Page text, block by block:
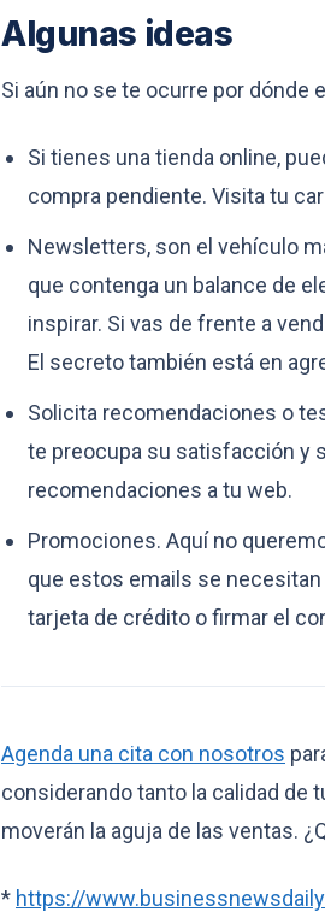
Algunas ideas
Si aún no se te ocurre por dónde
Si tienes una tienda online,
compra pendiente. Visita tu
Newsletters, son el vehículo
que contenga un balance de
inspirar. Si vas de frente a
El secreto también está en
Solicita recomendaciones o
te preocupa su satisfacción y
recomendaciones a tu web.
Promociones. Aquí no
que estos emails se necesitan
tarjeta de crédito o firmar el
Agenda una cita con nosotros
considerando tanto la calidad de
moverán la aguja de las ventas.
* https://